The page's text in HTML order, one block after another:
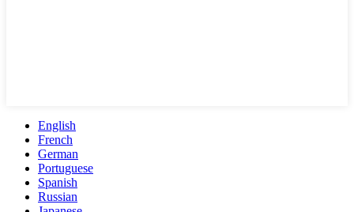
English
French
German
Portuguese
Spanish
Russian